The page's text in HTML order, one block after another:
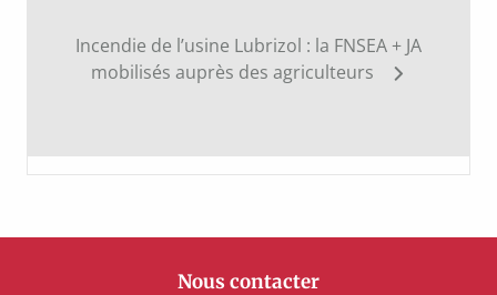
Incendie de l’usine Lubrizol : la FNSEA + JA
mobilisés auprès des agriculteurs
Nous contacter